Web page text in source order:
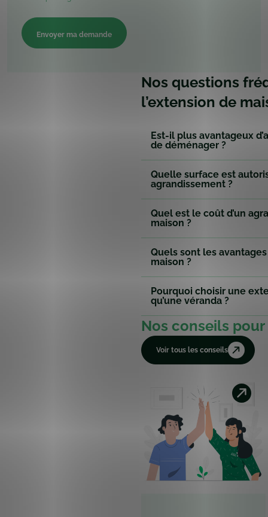
dans
cadre
de
Nos questions
l’extension de
Est-il plus avantageux
de déménager ?
Quelle surface est
agrandissement ?
Quel est le coût d’un
maison ?
Quels sont les
maison ?
Pourquoi choisir une
qu’une véranda ?
Nos conseils pour
Voir tous les conseils